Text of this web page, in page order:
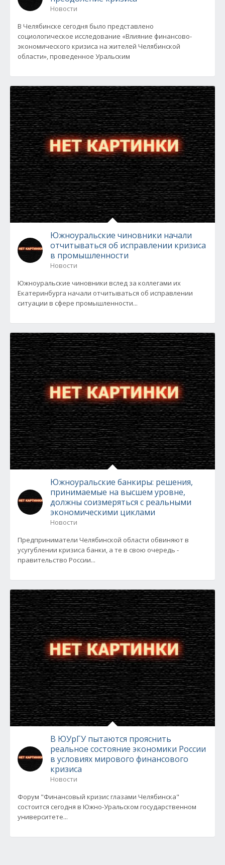
Новости
В Челябинске сегодня было представлено
социологическое исследование «Влияние финансово-
экономического кризиса на жителей Челябинской
области», проведенное Уральским
Южноуральские чиновники начали
отчитываться об исправлении кризиса
в промышленности
Новости
Южноуральские чиновники вслед за коллегами их
Екатеринбурга начали отчитываться об исправлении
ситуации в сфере промышленности...
Южноуральские банкиры: решения,
принимаемые на высшем уровне,
должны соизмеряться с реальными
экономическими циклами
Новости
Предприниматели Челябинской области обвиняют в
усугублении кризиса банки, а те в свою очередь -
правительство России...
В ЮУрГУ пытаются прояснить
реальное состояние экономики России
в условиях мирового финансового
кризиса
Новости
Форум "Финансовый кризис глазами Челябинска"
состоится сегодня в Южно-Уральском государственном
университете...